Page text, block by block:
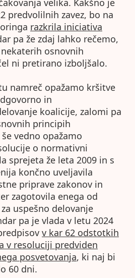
velika. Kakšno je
predvolilnih zavez, bo na
razkrila iniciativa
pa že zdaj lahko rečemo,
osnovnih
ni pretirano izboljšalo.
namreč opažamo kršitve
in
koalicije, zalomi pa
principih
vedno opažamo
o normativni
sprejeta že leta 2009 in s
končno uveljavila
priprave zakonov in
zagotovila enega od
uspešno delovanje
pa je vlada v letu 2024
v kar 62 odstotkih
v resoluciji predviden
posvetovanja, ki naj bi
60 dni.